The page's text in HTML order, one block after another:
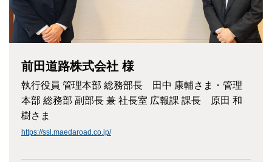
前田道路株式会社 様
執行役員 管理本部 総務部長 田中 康輔さま・管理
本部 総務部 副部長 兼 社長室 広報課 課長 原田 和
樹さま
https://ssl.maedaroad.co.jp/